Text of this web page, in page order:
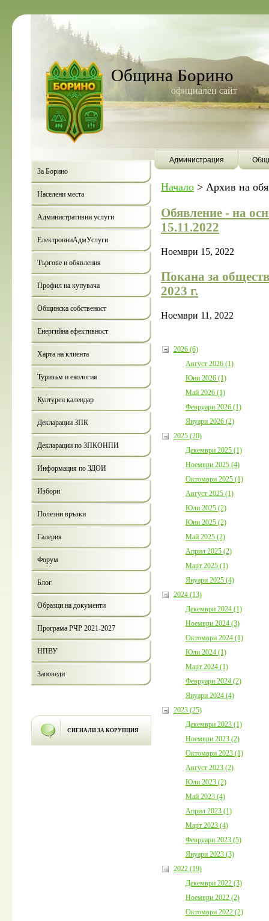
Община Борино
официален сайт
Администрация
За Борино
Населени места
Административни услуги
ЕлектронниАдмУслуги
Търгове и обявления
Профил на купувача
Общинска собственост
Енергийна ефективност
Харта на клиента
Туризъм и екология
Културен календар
Декларации ЗПК
Декларации по ЗПКОНПИ
Информация по ЗДОИ
Избори
Полезни връзки
Галерия
Форум
Блог
Образци на документи
Програма РЧР 2021-2027
НПВУ
Заповеди
СИГНАЛИ ЗА КОРУПЦИЯ
Начало > Архив на
Обявление - на
15.11.2022
Ноември 15, 2022
Покана за
2023 г.
Ноември 11, 2022
2026 (6)
Август 2026 (1)
Юни 2026 (1)
Май 2026 (1)
Февруари 2026 (1)
Януари 2026 (2)
2025 (20)
Декември 2025 (1)
Ноември 2025 (4)
Октомври 2025 (1)
Август 2025 (1)
Юли 2025 (2)
Юни 2025 (2)
Май 2025 (2)
Април 2025 (2)
Март 2025 (1)
Януари 2025 (4)
2024 (13)
Декември 2024 (1)
Ноември 2024 (3)
Октомври 2024 (1)
Юли 2024 (1)
Март 2024 (1)
Февруари 2024 (2)
Януари 2024 (4)
2023 (25)
Декември 2023 (1)
Ноември 2023 (2)
Октомври 2023 (1)
Август 2023 (2)
Юли 2023 (2)
Май 2023 (4)
Април 2023 (1)
Март 2023 (4)
Февруари 2023 (5)
Януари 2023 (3)
2022 (19)
Декември 2022 (3)
Ноември 2022 (2)
Октомври 2022 (2)